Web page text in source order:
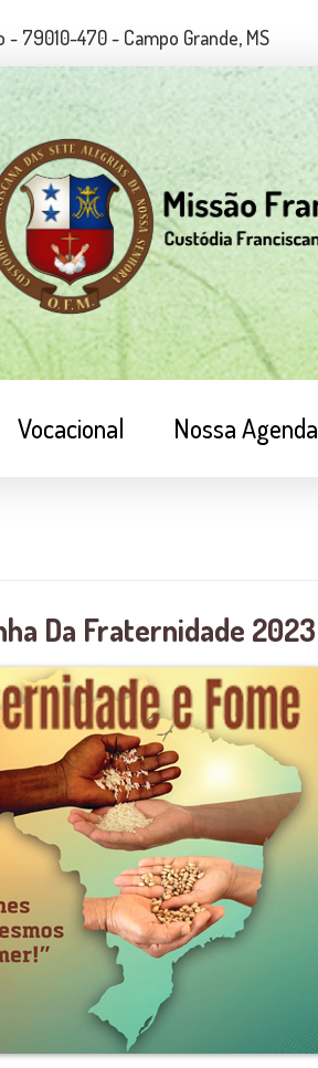
- 79010-470 - Campo Grande, MS
Vocacional Nossa Agenda
Da Fraternidade 2023